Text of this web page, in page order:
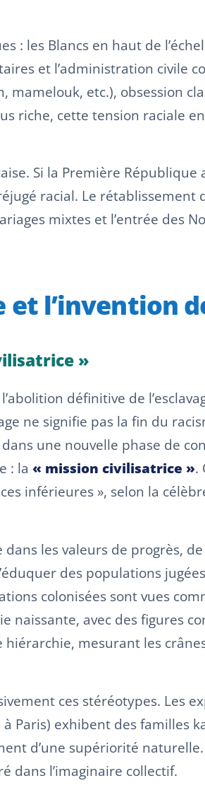
: les Blancs en haut de
et l’administration civile
etc.), obsession
riche, cette tension raciale
Si la Première République
racial. Le rétablissement
mixtes et l’entrée des
l’invention
»
définitive de
ne signifie pas la fin du
une nouvelle phase de
: la « mission civilisatrice ».
inférieures », selon la
les valeurs de progrès, de
des populations
colonisées sont vues
naissante, avec des figures
mesurant les
ces stéréotypes. Les
à Paris) exhibent des familles
d’une supériorité
dans l’imaginaire collectif.